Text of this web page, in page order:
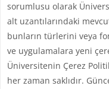
sorumlusu olarak
alt uzantılarındaki
bunların türlerini veya
ve uygulamalara yeni
Üniversitenin Çerez
her zaman saklıdır.